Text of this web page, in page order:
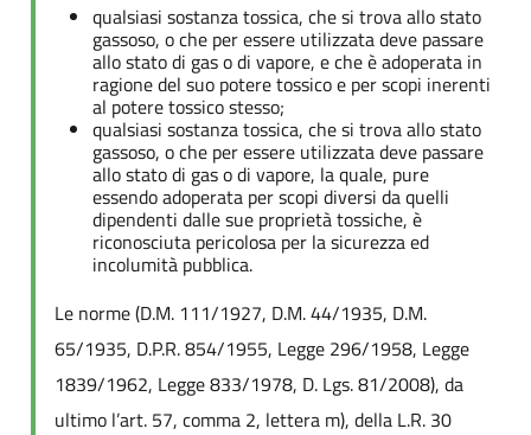
qualsiasi sostanza tossica, che si trova allo stato
gassoso, o che per essere utilizzata deve passare
allo stato di gas o di vapore, e che è adoperata in
ragione del suo potere tossico e per scopi inerenti
al potere tossico stesso;
qualsiasi sostanza tossica, che si trova allo stato
gassoso, o che per essere utilizzata deve passare
allo stato di gas o di vapore, la quale, pure
essendo adoperata per scopi diversi da quelli
dipendenti dalle sue proprietà tossiche, è
riconosciuta pericolosa per la sicurezza ed
incolumità pubblica.
Le norme (D.M. 111/1927, D.M. 44/1935, D.M.
65/1935, D.P.R. 854/1955, Legge 296/1958, Legge
1839/1962, Legge 833/1978, D. Lgs. 81/2008), da
ultimo l’art. 57, comma 2, lettera m), della L.R. 30